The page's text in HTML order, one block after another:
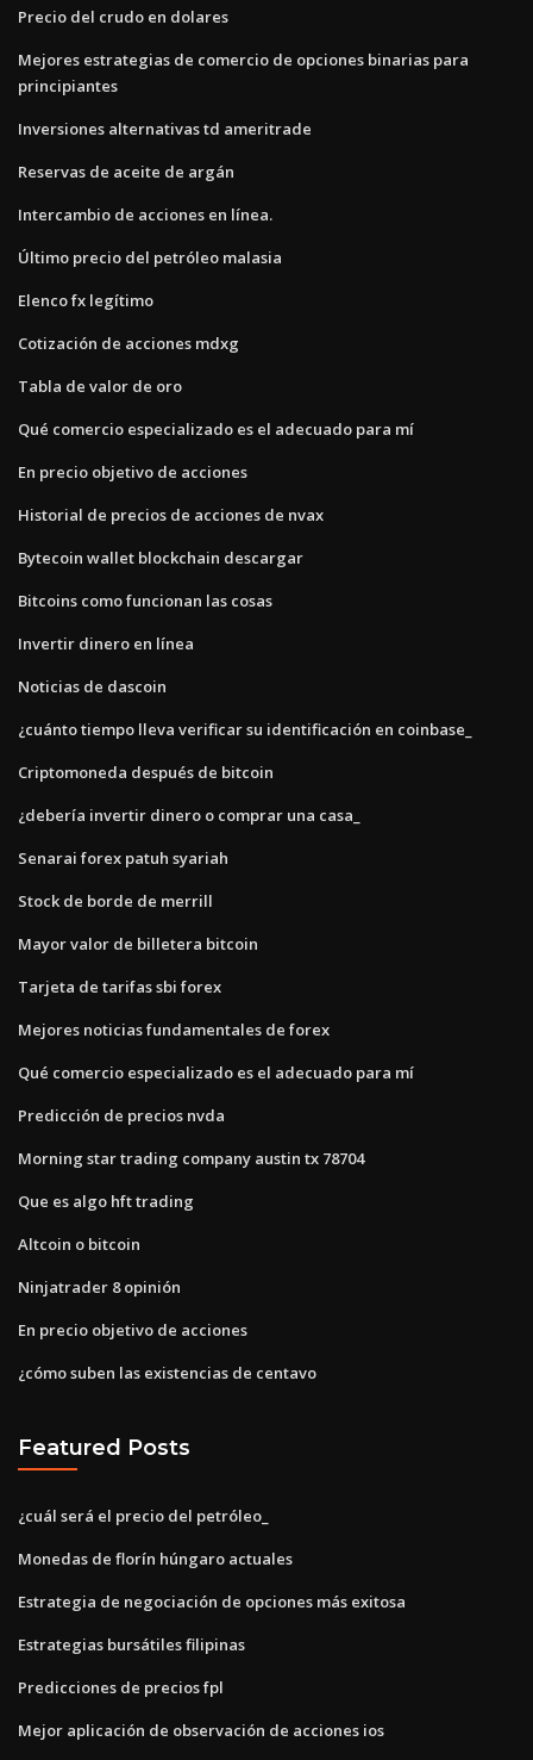
Precio del crudo en dolares
Mejores estrategias de comercio de opciones binarias para
principiantes
Inversiones alternativas td ameritrade
Reservas de aceite de argán
Intercambio de acciones en línea.
Último precio del petróleo malasia
Elenco fx legítimo
Cotización de acciones mdxg
Tabla de valor de oro
Qué comercio especializado es el adecuado para mí
En precio objetivo de acciones
Historial de precios de acciones de nvax
Bytecoin wallet blockchain descargar
Bitcoins como funcionan las cosas
Invertir dinero en línea
Noticias de dascoin
¿cuánto tiempo lleva verificar su identificación en coinbase_
Criptomoneda después de bitcoin
¿debería invertir dinero o comprar una casa_
Senarai forex patuh syariah
Stock de borde de merrill
Mayor valor de billetera bitcoin
Tarjeta de tarifas sbi forex
Mejores noticias fundamentales de forex
Qué comercio especializado es el adecuado para mí
Predicción de precios nvda
Morning star trading company austin tx 78704
Que es algo hft trading
Altcoin o bitcoin
Ninjatrader 8 opinión
En precio objetivo de acciones
¿cómo suben las existencias de centavo
Featured Posts
¿cuál será el precio del petróleo_
Monedas de florín húngaro actuales
Estrategia de negociación de opciones más exitosa
Estrategias bursátiles filipinas
Predicciones de precios fpl
Mejor aplicación de observación de acciones ios